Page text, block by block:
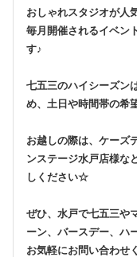
おしゃれスタジオが人
毎月開催されるイベン
す♪
七五三のハイシーズン
め、土日や時間帯の希
お越しの際は、ケーズ
ンステージ水戸店様な
しください☆
ぜひ、水戸で七五三や
ーン、バースデー、ハ
お気軽にお問い合わせ